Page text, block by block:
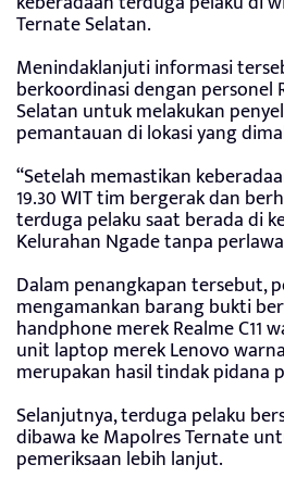
Ternate Selatan.
Menindaklanjuti informasi
berkoordinasi dengan personel
Selatan untuk melakukan
pemantauan di lokasi yang
“Setelah memastikan
19.30 WIT tim bergerak dan
terduga pelaku saat berada di
Kelurahan Ngade tanpa
Dalam penangkapan tersebut,
mengamankan barang bukti
handphone merek Realme C11
unit laptop merek Lenovo
merupakan hasil tindak pidana
Selanjutnya, terduga pelaku
dibawa ke Mapolres Ternate
pemeriksaan lebih lanjut.